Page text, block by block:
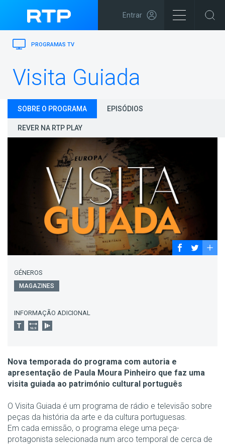
Entrar
PROGRAMAS TV
Visita Guiada
SOBRE O PROGRAMA EPISÓDIOS
REVER NA RTP PLAY
GÉNEROS
MAGAZINES
INFORMAÇÃO ADICIONAL
Nova temporada do programa com autoria e
apresentação de Paula Moura Pinheiro que faz uma
visita guiada ao património cultural português
O Visita Guiada é um programa de rádio e televisão sobre
peças da história da arte e da cultura portuguesas.
Em cada emissão, o programa elege uma peça-
protagonista selecionada num arco temporal de cerca de